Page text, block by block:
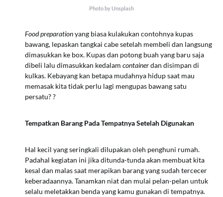
Photo by Unsplash
Food preparationyang biasa kulakukan contohnya kupas
bawang, lepaskan tangkai cabe setelah membeli dan langsung
dimasukkan ke box. Kupas dan potong buah yang baru saja
dibeli lalu dimasukkan kedalam containerdan disimpan di
kulkas. Kebayang kan betapa mudahnya hidup saat mau
memasak kita tidak perlu lagi mengupas bawang satu
persatu? ?
Tempatkan Barang Pada Tempatnya Setelah Digunakan
Hal kecil yang seringkali dilupakan oleh penghuni rumah.
Padahal kegiatan ini jika ditunda-tunda akan membuat kita
kesal dan malas saat merapikan barang yang sudah tercecer
keberadaannya. Tanamkan niat dan mulai pelan-pelan untuk
selalu meletakkan benda yang kamu gunakan di tempatnya.